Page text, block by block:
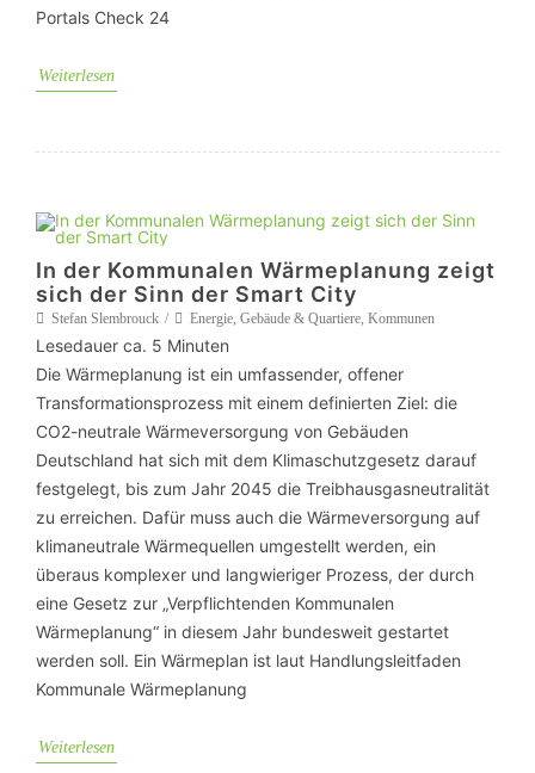
Portals Check 24
Weiterlesen
In der Kommunalen Wärmeplanung zeigt
sich der Sinn der Smart City
Stefan Slembrouck Energie, Gebäude & Quartiere, Kommunen
Lesedauer ca. 5 Minuten
Die Wärmeplanung ist ein umfassender, offener
Transformationsprozess mit einem definierten Ziel: die
CO2-neutrale Wärmeversorgung von Gebäuden
Deutschland hat sich mit dem Klimaschutzgesetz darauf
festgelegt, bis zum Jahr 2045 die Treibhausgasneutralität
zu erreichen. Dafür muss auch die Wärmeversorgung auf
klimaneutrale Wärmequellen umgestellt werden, ein
überaus komplexer und langwieriger Prozess, der durch
eine Gesetz zur „Verpflichtenden Kommunalen
Wärmeplanung“ in diesem Jahr bundesweit gestartet
werden soll. Ein Wärmeplan ist laut Handlungsleitfaden
Kommunale Wärmeplanung
Weiterlesen